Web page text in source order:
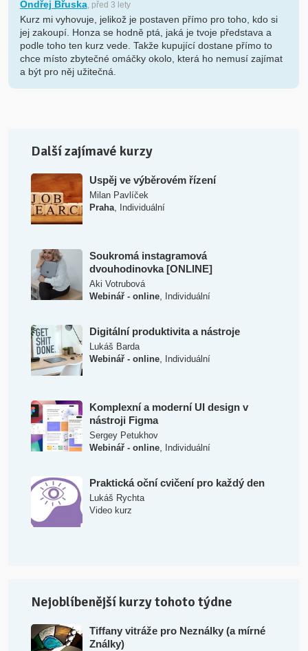
Ondřej Břuska, před 3 lety
Kurz mi vyhovuje, jelikož je postaven přímo pro toho, kdo si
jej zakoupí. Honza se hodně ptá, jaká je tvoje představa a
podle toho ten kurz vede. Takže kupující dostane přímo to
chce místo zbytečné omáčky okolo, která ho nemusí zajímat
a být pro něj užitečná.
Další zajímavé kurzy
Uspěj ve výběrovém řízení
Milan Pavlíček
Praha, Individuální
Soukromá instagramová
dvouhodinovka [ONLINE]
Aki Votrubová
Webinář - online, Individuální
Digitální produktivita a nástroje
Lukáš Barda
Webinář - online, Individuální
Komplexní a moderní UI design v
nástroji Figma
Sergey Petukhov
Webinář - online, Individuální
Praktická oční cvičení pro každý den
Lukáš Rychta
Video kurz
Nejoblíbenější kurzy tohoto týdne
Tiffany vitráže pro Neználky (a mírné
Ználky)